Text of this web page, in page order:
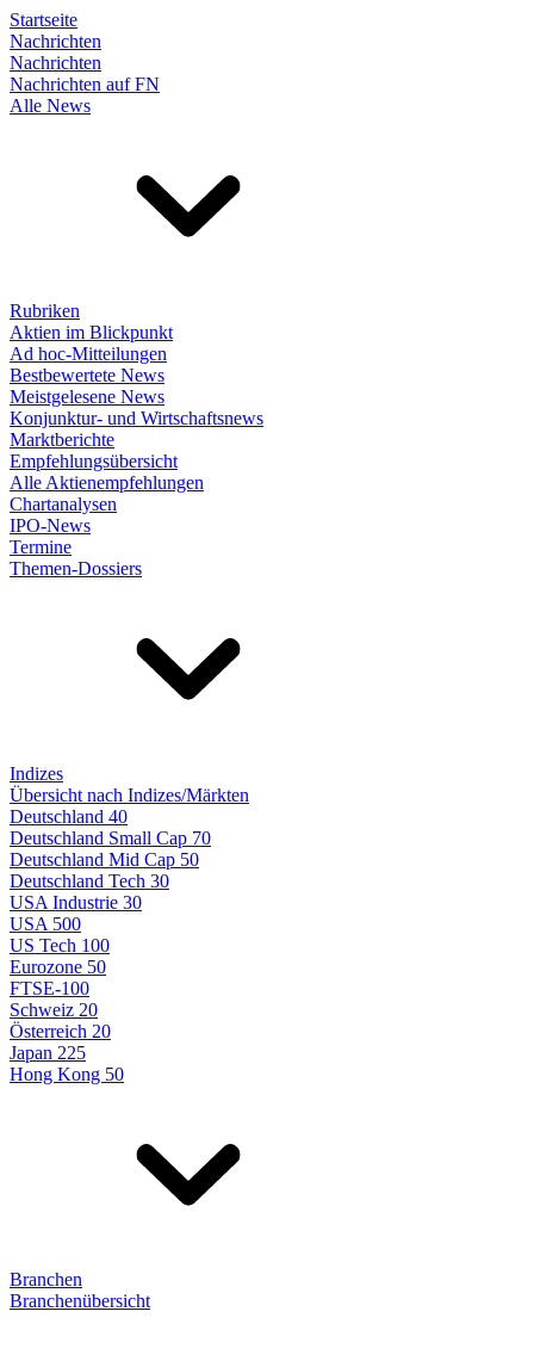
Startseite
Nachrichten
Nachrichten
Nachrichten auf FN
Alle News
Rubriken
Aktien im Blickpunkt
Ad hoc-Mitteilungen
Bestbewertete News
Meistgelesene News
Konjunktur- und Wirtschaftsnews
Marktberichte
Empfehlungsübersicht
Alle Aktienempfehlungen
Chartanalysen
IPO-News
Termine
Themen-Dossiers
Indizes
Übersicht nach Indizes/Märkten
Deutschland 40
Deutschland Small Cap 70
Deutschland Mid Cap 50
Deutschland Tech 30
USA Industrie 30
USA 500
US Tech 100
Eurozone 50
FTSE-100
Schweiz 20
Österreich 20
Japan 225
Hong Kong 50
Branchen
Branchenübersicht